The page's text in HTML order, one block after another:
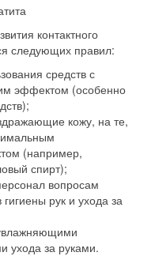
контактного
следующих правил:
средств с
эффектом (особенно
кожу, на те,
(например,
спирт);
вопросам
рук и ухода за
ухода за руками.